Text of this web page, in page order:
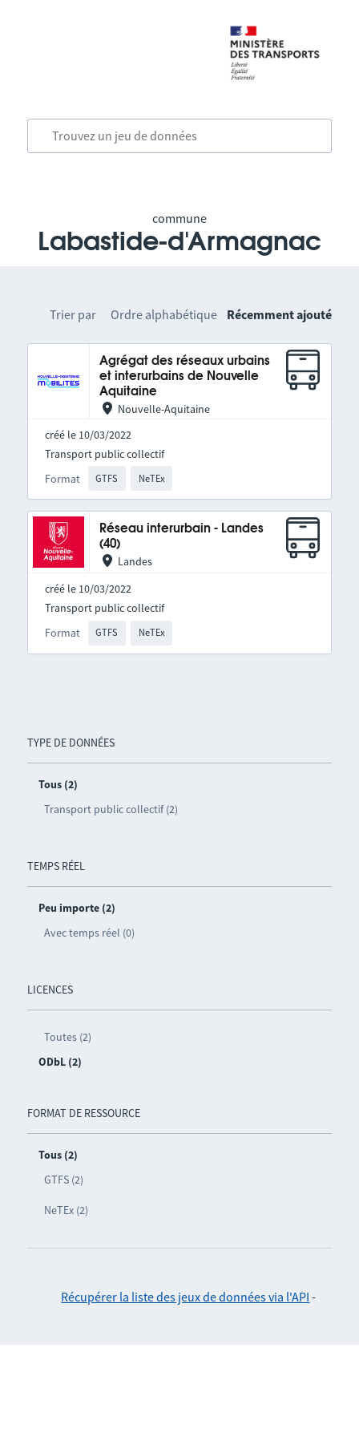
commune
Labastide-d'Armagnac
TYPE DE DONNÉES
Tous (2)
Transport public collectif (2)
TEMPS RÉEL
Peu importe (2)
Avec temps réel (0)
LICENCES
Toutes (2)
ODbL (2)
FORMAT DE RESSOURCE
Tous (2)
GTFS (2)
NeTEx (2)
Trier par Ordre alphabétique Récemment ajouté
Agrégat des réseaux urbains
et interurbains de Nouvelle
Aquitaine
Nouvelle-Aquitaine
créé le 10/03/2022
Format GTFS NeTEx
Transport public collectif
Réseau interurbain - Landes
(40)
Landes
créé le 10/03/2022
Format GTFS NeTEx
Transport public collectif
Récupérer la liste des jeux de données via l'API -